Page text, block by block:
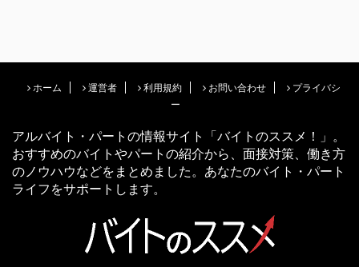
ホーム 運営者 利用規約 お問い合わせ
プライバシ
ー
アルバイト・パートの情報サイト「バイトのススメ！」。
おすすめのバイトやパートの紹介から、面接対策、働き方
のノウハウなどをまとめました。あなたのバイト・パート
ライフをサポートします。